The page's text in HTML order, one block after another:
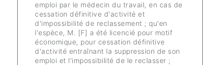
emploi par le médecin du travail, en cas de
cessation définitive d'activité et
d'impossibilité de reclassement ; qu'en
l'espèce, M. [F] a été licencié pour motif
économique, pour cessation définitive
d'activité entraînant la suppression de son
emploi et l'impossibilité de le reclasser ;